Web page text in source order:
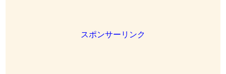
スポンサーリンク